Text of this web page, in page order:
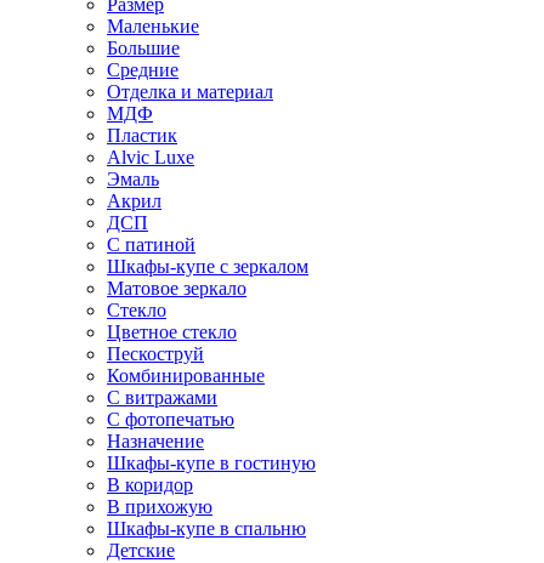
Размер
Маленькие
Большие
Средние
Отделка и материал
МДФ
Пластик
Alvic Luxe
Эмаль
Акрил
ДСП
С патиной
Шкафы-купе с зеркалом
Матовое зеркало
Стекло
Цветное стекло
Пескоструй
Комбинированные
С витражами
С фотопечатью
Назначение
Шкафы-купе в гостиную
В коридор
В прихожую
Шкафы-купе в спальню
Детские